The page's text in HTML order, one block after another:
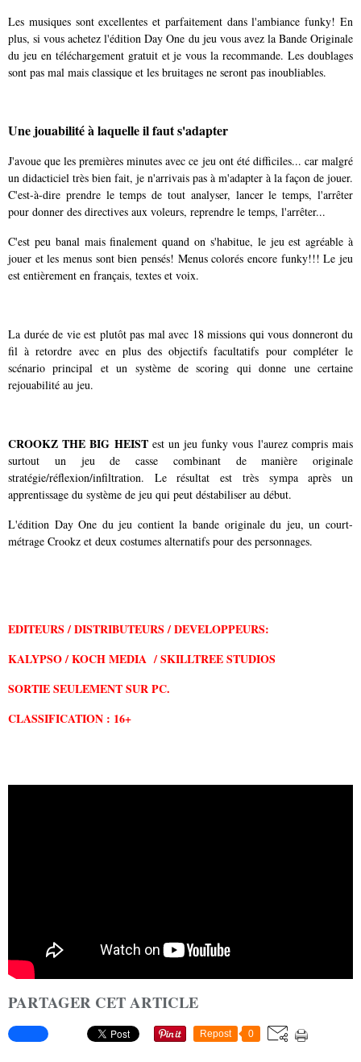
Les musiques sont excellentes et parfaitement dans l'ambiance funky! En
plus, si vous achetez l'édition Day One du jeu vous avez la Bande Originale
du jeu en téléchargement gratuit et je vous la recommande. Les doublages
sont pas mal mais classique et les bruitages ne seront pas inoubliables.
Une jouabilité à laquelle il faut s'adapter
J'avoue que les premières minutes avec ce jeu ont été difficiles... car malgré
un didacticiel très bien fait, je n'arrivais pas à m'adapter à la façon de jouer.
C'est-à-dire prendre le temps de tout analyser, lancer le temps, l'arrêter
pour donner des directives aux voleurs, reprendre le temps, l'arrêter...
C'est peu banal mais finalement quand on s'habitue, le jeu est agréable à
jouer et les menus sont bien pensés! Menus colorés encore funky!!! Le jeu
est entièrement en français, textes et voix.
La durée de vie est plutôt pas mal avec 18 missions qui vous donneront du
fil à retordre avec en plus des objectifs facultatifs pour compléter le
scénario principal et un système de scoring qui donne une certaine
rejouabilité au jeu.
CROOKZ THE BIG HEISTest un jeu funky vous l'aurez compris mais
surtout un jeu de casse combinant de manière originale
stratégie/réflexion/infiltration. Le résultat est très sympa après un
apprentissage du système de jeu qui peut déstabiliser au début.
L'édition Day One du jeu contient la bande originale du jeu, un court-
métrage Crookz et deux costumes alternatifs pour des personnages.
EDITEURS / DISTRIBUTEURS /DEVELOPPEURS:
KALYPSO /KOCH MEDIA / SKILLTREE STUDIOS
SORTIE SEULEMENT SUR PC.
CLASSIFICATION : 16+
PARTAGER CET ARTICLE
Repost 0